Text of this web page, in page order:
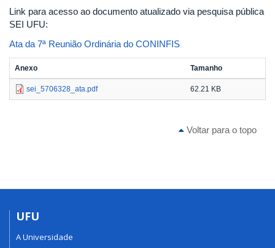
Link para acesso ao documento atualizado via pesquisa pública
SEI UFU:
Ata da 7ª Reunião Ordinária do CONINFIS
Anexo Tamanho
sei_5706328_ata.pdf 62.21 KB
Voltar para o topo
UFU
A Universidade